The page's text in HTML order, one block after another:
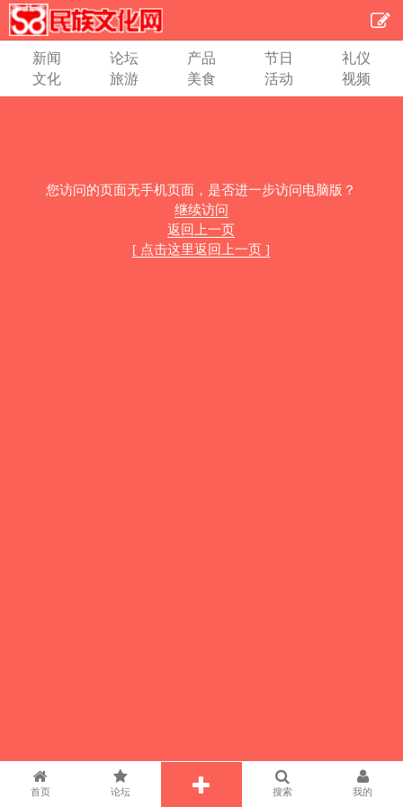
新闻 论坛 产品 节日
礼仪
文化
旅游 美食 活动 视频
您访问的页面无手机页面，是否进一步访问电脑版？
继续访问
返回上一页
[ 点击这里返回上一页 ]
首页 论坛 搜索 我的